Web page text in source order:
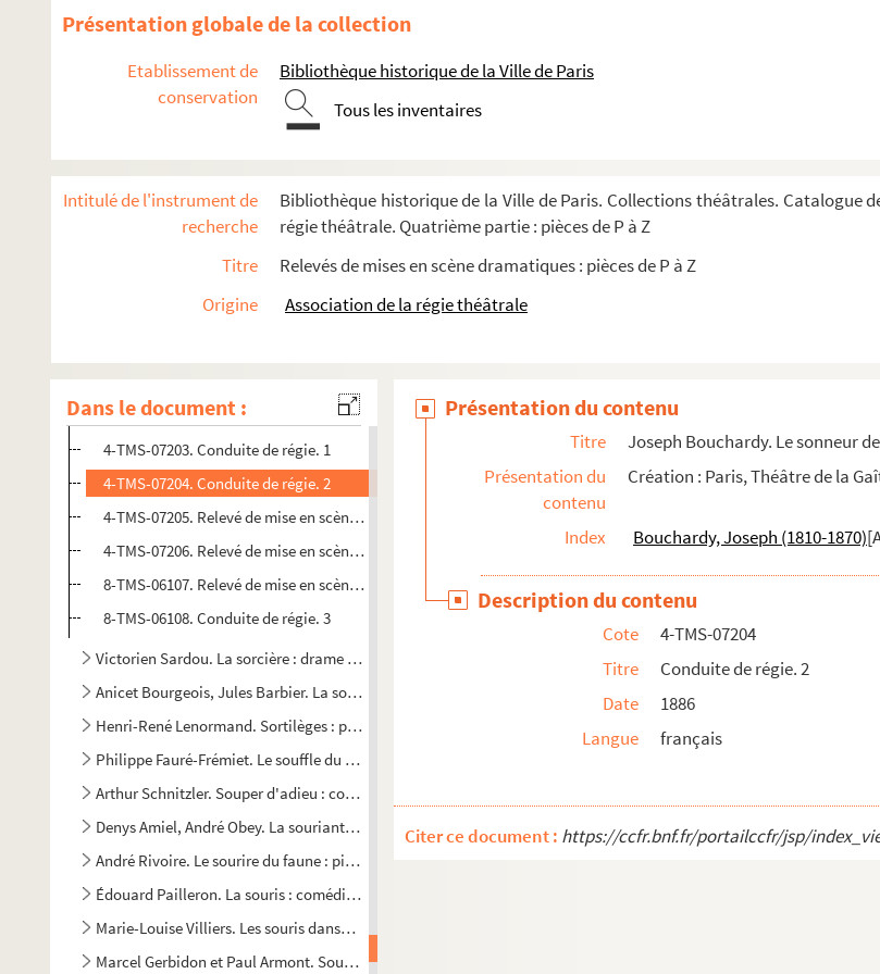
Présentation globale de la collection
Etablissement de
conservation
Bibliothèque historique de la Ville de Paris
Tous les inventaires
Intitulé de l'instrument de
recherche
Bibliothèque historique de la Ville de Paris. Collections théâtrales. Catalogue
régie théâtrale. Quatrième partie : pièces de P à Z
Titre
Relevés de mises en scène dramatiques : pièces de P à Z
Origine
Association de la régie théâtrale
Dans le document :
Alphonse Robbe, Abel Sibrès. Le sommeil qui tue : énigme policière en 4 actes et 5 tableaux. Entre 1...
Marc Bonis-Charancle. Son Excellence n'est pas de bois... : comédie en 1 acte. 1904
Son légionnaire : pièce en 1 acte
Paul Géraldy, Robert Spitzer. Son mari : comédie en 3 actes. 1927
Albert Guinon, Alfred Bouchinet. Son père : comédie en 4 actes. 1907
Pierre Thomas. Son petit amant de coeur : vaudeville en 1 acte. Entre 1850 et 1945
Fernand Nozière, Alfred Savoir. La sonate à Kreutzer : comédie en 4 actes. 1910
Maurice Hennequin, Romain Coolus. La sonnette d'alarme : comédie en 3 actes. 1922
Joseph Bouchardy. Le sonneur de Saint-Paul : drame en 4 actes, précédés d'un prologue. 1838
4-TMS-02738 (RES). Relevé de mise en scène. 1. Exemplaire du souffleur
4-TMS-07203. Conduite de régie. 1
4-TMS-07204. Conduite de régie. 2
4-TMS-07205. Relevé de mise en scène. 2
4-TMS-07206. Relevé de mise en scène. 3. Texte ayant servi pour les rôles de William et Bedfort
8-TMS-06107. Relevé de mise en scène. 4
8-TMS-06108. Conduite de régie. 3
Victorien Sardou. La sorcière : drame en 5 actes. 1903
Anicet Bourgeois, Jules Barbier. La sorcière ou les États de Blois : drame en 5 actes et 10 tableaux...
Henri-René Lenormand. Sortilèges : pièce en 3 actes et 4 tableaux. 1932
Philippe Fauré-Frémiet. Le souffle du désordre : pièce en 3 actes, en prose. 1922
Arthur Schnitzler. Souper d'adieu : comédie en 1 acte. Adaptation par Maurice Vaucaire. 1905
Denys Amiel, André Obey. La souriante madame Beudet : tragi-comédie en 2 actes. 1921
André Rivoire. Le sourire du faune : pièce en 1 acte. 1919
Édouard Pailleron. La souris : comédie en 3 actes. 1887
Marie-Louise Villiers. Les souris dansent : comédie en 4 actes. 1939
Marcel Gerbidon et Paul Armont. Souris d'hôtel : comédie en 4 actes. 1927
Présentation du contenu
Titre
Joseph Bouchardy. Le sonneur
Présentation du
contenu
Création : Paris, Théâtre de la
Index Bouchardy, Joseph (1810-1870)
Description du contenu
Cote
4-TMS-07204
Titre
Conduite de régie. 2
Date
1886
Langue
français
Citer ce document : https://ccfr.bnf.fr/portailccfr/jsp/